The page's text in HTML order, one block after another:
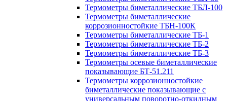
Термометры биметаллические ТБЛ-100
Термометры биметаллические
коррозионностойкие ТБН-100К
Термометры биметаллические ТБ-1
Термометры биметаллические ТБ-2
Термометры биметаллические ТБ-3
Термометры осевые биметаллические
показывающие БТ-51.211
Термометры коррозионностойкие
биметаллические показывающие с
универсальным поворотно-откидным